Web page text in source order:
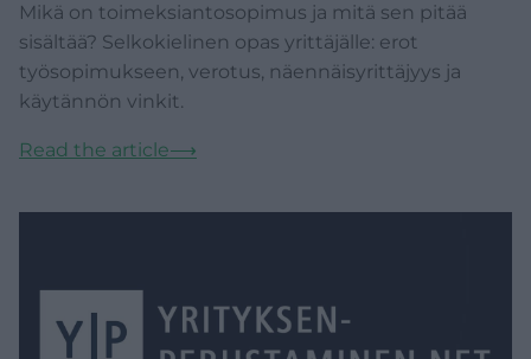
Mikä on toimeksiantosopimus ja mitä sen pitää
sisältää? Selkokielinen opas yrittäjälle: erot
työsopimukseen, verotus, näennäisyrittäjyys ja
käytännön vinkit.
Read the article⟶